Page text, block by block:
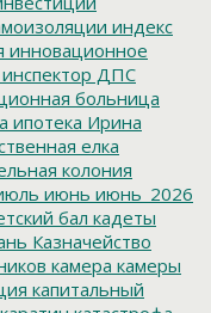
индекс
инновационное
инспектор ДПС
больница
ипотека Ирина
елка
колония
июнь июнь_2026
бал кадеты
Казначейство
камера камеры
капитальный